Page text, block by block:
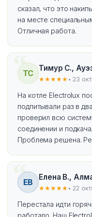
сказал, что это
на месте
Отличная работа.
ТС
Тимур С.,
★★★★★ • 23
На котле Electrolux
подпитывали раз в
проверил всю
соединении и
Проблема решена.
ЕВ
Елена В.,
★★★★★ • 22
Перестала идти